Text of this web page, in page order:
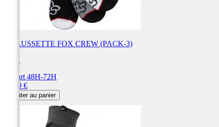
CHAUSSETTE FOX CREW (PACK-3)
Départ 48H-72H
29,99 €
Ajouter au panier